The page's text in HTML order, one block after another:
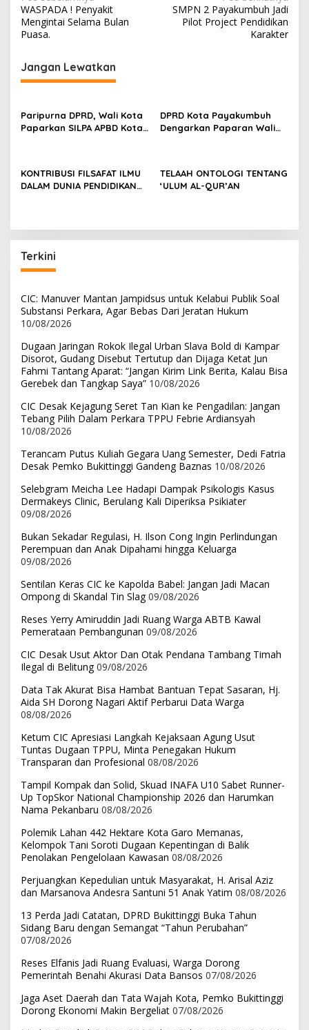
a
v
i
g
s
i
o
s
WASPADA ! Penyakit
Mengintai Selama Bulan
Puasa.
SMPN 2 Payakumbuh Jadi
Pilot Project Pendidikan
Karakter
Jangan Lewatkan
Paripurna DPRD, Wali Kota
Paparkan SILPA APBD Kota
DPRD Kota Payakumbuh
Dengarkan Paparan Wali
KONTRIBUSI FILSAFAT ILMU
DALAM DUNIA PENDIDIKAN
TELAAH ONTOLOGI TENTANG
‘ULUM AL-QUR’AN
Terkini
CIC: Manuver Mantan Jampidsus untuk Kelabui Publik Soal
Substansi Perkara, Agar Bebas Dari Jeratan Hukum
10/08/2026
Dugaan Jaringan Rokok Ilegal Urban Slava Bold di Kampar
Disorot, Gudang Disebut Tertutup dan Dijaga Ketat Jun
Fahmi Tantang Aparat: “Jangan Kirim Link Berita, Kalau Bisa
Gerebek dan Tangkap Saya” 10/08/2026
CIC Desak Kejagung Seret Tan Kian ke Pengadilan: Jangan
Tebang Pilih Dalam Perkara TPPU Febrie Ardiansyah
10/08/2026
Terancam Putus Kuliah Gegara Uang Semester, Dedi Fatria
Desak Pemko Bukittinggi Gandeng Baznas 10/08/2026
Selebgram Meicha Lee Hadapi Dampak Psikologis Kasus
Dermakeys Clinic, Berulang Kali Diperiksa Psikiater
09/08/2026
Bukan Sekadar Regulasi, H. Ilson Cong Ingin Perlindungan
Perempuan dan Anak Dipahami hingga Keluarga
09/08/2026
Sentilan Keras CIC ke Kapolda Babel: Jangan Jadi Macan
Ompong di Skandal Tin Slag 09/08/2026
Reses Yerry Amiruddin Jadi Ruang Warga ABTB Kawal
Pemerataan Pembangunan 09/08/2026
CIC Desak Usut Aktor Dan Otak Pendana Tambang Timah
Ilegal di Belitung 09/08/2026
Data Tak Akurat Bisa Hambat Bantuan Tepat Sasaran, Hj.
Aida SH Dorong Nagari Aktif Perbarui Data Warga
08/08/2026
Ketum CIC Apresiasi Langkah Kejaksaan Agung Usut
Tuntas Dugaan TPPU, Minta Penegakan Hukum
Transparan dan Profesional 08/08/2026
Tampil Kompak dan Solid, Skuad INAFA U10 Sabet Runner-
Up TopSkor National Championship 2026 dan Harumkan
Nama Pekanbaru 08/08/2026
Polemik Lahan 442 Hektare Kota Garo Memanas,
Kelompok Tani Soroti Dugaan Kepentingan di Balik
Penolakan Pengelolaan Kawasan 08/08/2026
Perjuangkan Kepedulian untuk Masyarakat, H. Arisal Aziz
dan Marsanova Andesra Santuni 51 Anak Yatim 08/08/2026
13 Perda Jadi Catatan, DPRD Bukittinggi Buka Tahun
Sidang Baru dengan Semangat “Tahun Perubahan”
07/08/2026
Reses Elfanis Jadi Ruang Evaluasi, Warga Dorong
Pemerintah Benahi Akurasi Data Bansos 07/08/2026
Jaga Aset Daerah dan Tata Wajah Kota, Pemko Bukittinggi
Dorong Ekonomi Makin Bergeliat 07/08/2026